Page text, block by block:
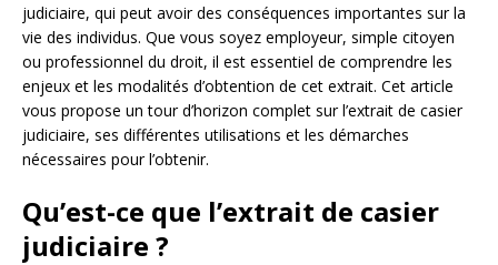
judiciaire, qui peut avoir des conséquences importantes sur la
vie des individus. Que vous soyez employeur, simple citoyen
ou professionnel du droit, il est essentiel de comprendre les
enjeux et les modalités d’obtention de cet extrait. Cet article
vous propose un tour d’horizon complet sur l’extrait de casier
judiciaire, ses différentes utilisations et les démarches
nécessaires pour l’obtenir.
Qu’est-ce que l’extrait de casier
judiciaire ?